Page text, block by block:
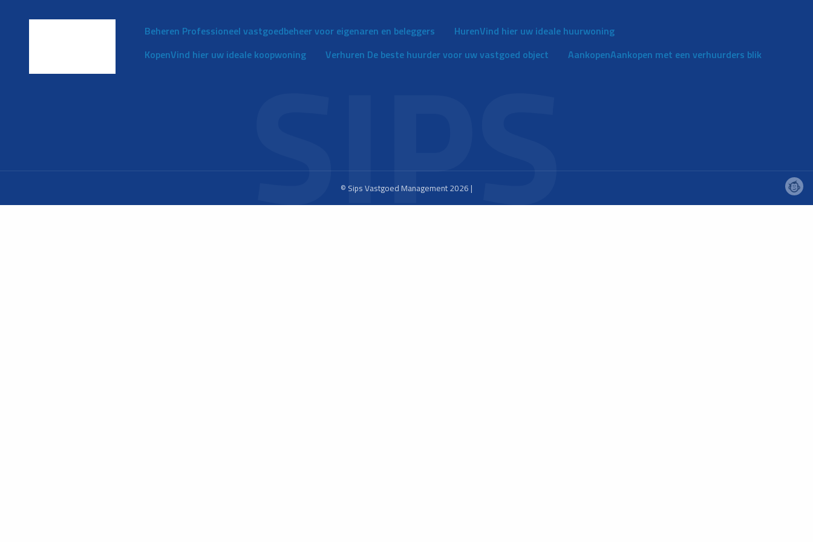
Beheren Professioneel vastgoedbeheer voor eigenaren en beleggers HurenVind hier uw ideale huurwoning
KopenVind hier uw ideale koopwoning Verhuren De beste huurder voor uw vastgoed object AankopenAankopen met een verhuurders blik
© Sips Vastgoed Management 2026 |